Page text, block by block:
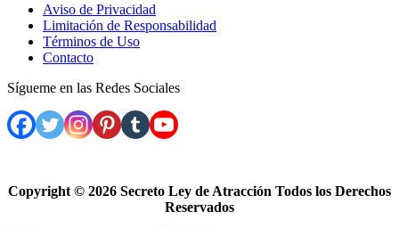
Aviso de Privacidad
Limitación de Responsabilidad
Términos de Uso
Contacto
Sígueme en las Redes Sociales
Copyright © 2026 Secreto Ley de Atracción Todos los Derechos
Reservados